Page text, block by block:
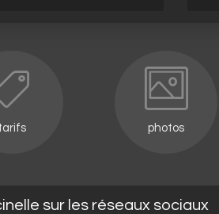
photos
sur les réseaux sociaux